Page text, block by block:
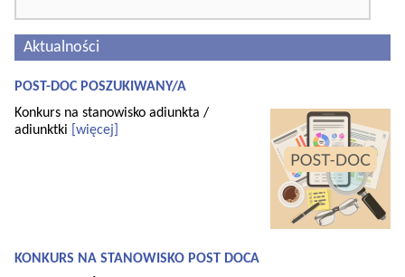
Aktualności
POST-DOC POSZUKIWANY/A
Konkurs na stanowisko adiunkta /
adiunktki
[więcej]
KONKURS NA STANOWISKO POST DOCA